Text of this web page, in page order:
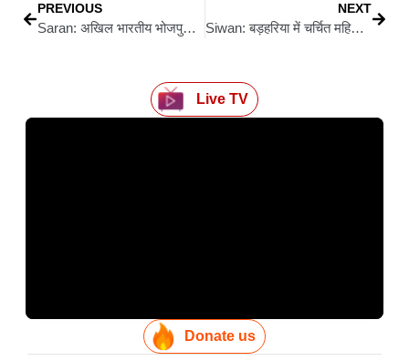
PREVIOUS
Saran: अखिल भारतीय भोजपुरी साहित्य सम्मेलन का 28वाँ राष्ट्रीय अधिवेशन अमनौर में 29–30 नवंबर को
NEXT
Siwan: बड़हरिया में चर्चित महिला हत्या कांड का पुलिस ने किया सनसनीखेज खुलासा
Live TV
Donate us